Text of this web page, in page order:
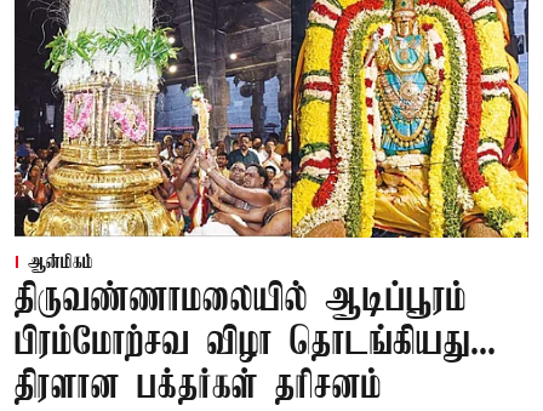
ஆன்மிகம்
திருவண்ணாமலையில் ஆடிப்பூரம்
பிரம்மோற்சவ விழா தொடங்கியது...
திரளான பக்தர்கள் தரிசனம்